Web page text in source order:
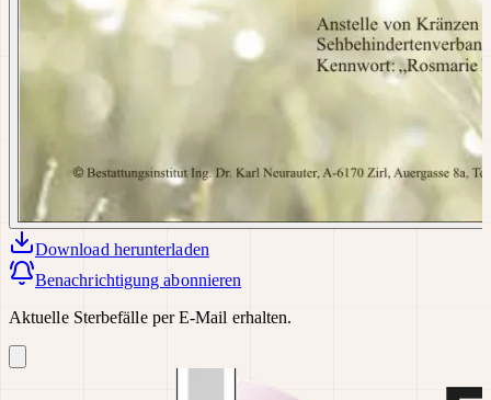
Download herunterladen
Benachrichtigung abonnieren
Aktuelle Sterbefälle per E-Mail erhalten.